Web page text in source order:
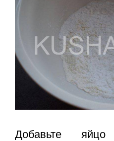
Добавьте